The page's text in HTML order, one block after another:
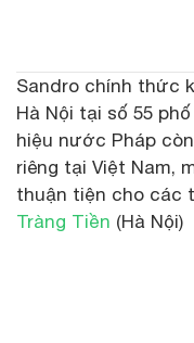
Sandro chính thức
Hà Nội tại số 55
hiệu nước Pháp
riêng tại Việt Nam,
thuận tiện cho các
Tràng Tiền (Hà Nội) |